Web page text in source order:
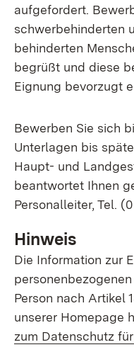
aufgefordert.
schwerbehinderten
behinderten
begrüßt und diese
Eignung bevorzugt
Bewerben Sie sich
Unterlagen bis
Haupt- und
beantwortet Ihnen
Personalleiter, Tel.
Hinweis
Die Information zur
Person nach Artikel
unserer Homepage
zum Datenschutz